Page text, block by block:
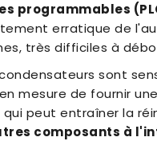
programmables
erratique de
très difficiles à
sont
mesure de fournir
peut entraîner la
composants à